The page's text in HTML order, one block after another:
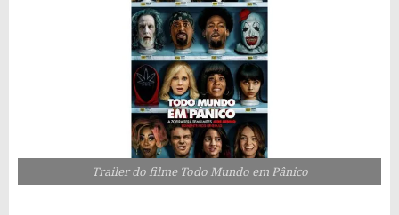
Trailer do filme Todo Mundo em Pânico